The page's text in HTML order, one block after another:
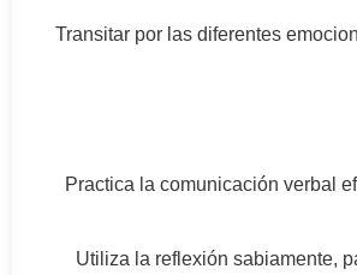
Transitar por las diferentes
Practica la comunicación verbal
Utiliza la reflexión sabiamente,